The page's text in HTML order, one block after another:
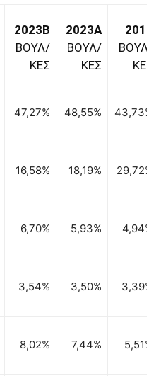
2023B
ΒΟΥΛ/
ΚΕΣ
2023A
ΒΟΥΛ/
ΚΕΣ
2019
ΒΟΥΛ/
ΚΕΣ
47,27% 48,55% 43,73%
16,58% 18,19% 29,72%
6,70% 5,93% 4,94%
3,54% 3,50% 3,39%
8,02% 7,44% 5,51%